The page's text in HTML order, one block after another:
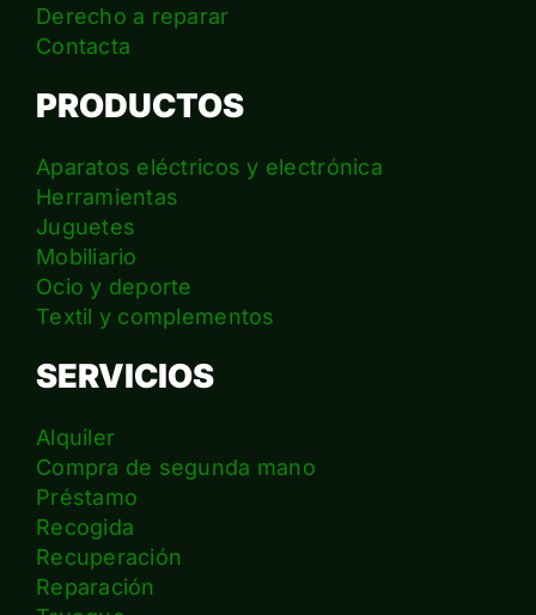
Derecho a reparar
Contacta
PRODUCTOS
Aparatos eléctricos y electrónica
Herramientas
Juguetes
Mobiliario
Ocio y deporte
Textil y complementos
SERVICIOS
Alquiler
Compra de segunda mano
Préstamo
Recogida
Recuperación
Reparación